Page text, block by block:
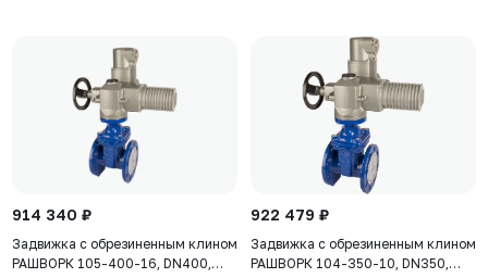
914 340 ₽
Задвижка с обрезиненным клином
РАШВОРК 105-400-16, DN400,
922 479 ₽
Задвижка с обрезиненным клином
РАШВОРК 104-350-10, DN350,